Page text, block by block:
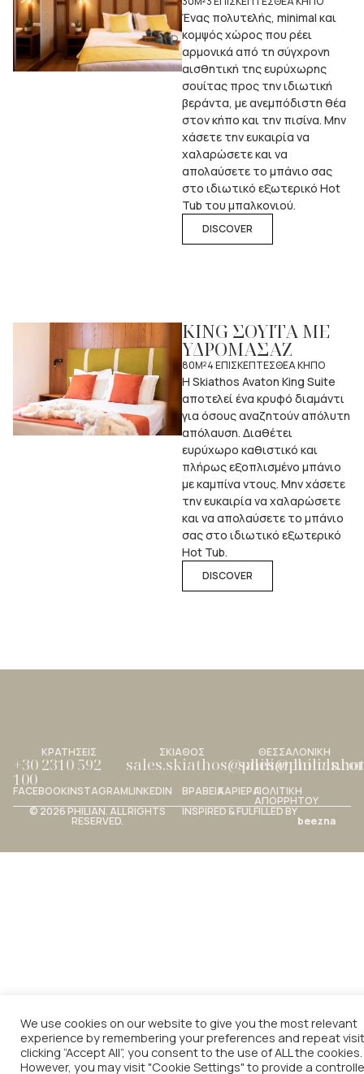
Ένας πολυτελής, minimal και
κομψός χώρος που ρέει
αρμονικά από τη σύγχρονη
αισθητική της ευρύχωρης
σουίτας προς την ιδιωτική
βεράντα, με ανεμπόδιστη θέα
στον κήπο και την πισίνα. Μην
χάσετε την ευκαιρία να
χαλαρώσετε και να
απολαύσετε το μπάνιο σας
στο ιδιωτικό εξωτερικό Hot
Tub του μπαλκονιού.
DISCOVER
KING ΣΟΥΙΤΑ ΜΕ
ΥΔΡΟΜΑΣΑΖ
80M²4 ΕΠΙΣΚΕΠΤΕΣΘΕΑ ΚΗΠΟ
Η Skiathos Avaton King Suite
αποτελεί ένα κρυφό διαμάντι
για όσους αναζητούν απόλυτη
απόλαυση. Διαθέτει
ευρύχωρο καθιστικό και
πλήρως εξοπλισμένο μπάνιο
με καμπίνα ντους. Μην χάσετε
την ευκαιρία να χαλαρώσετε
και να απολαύσετε το μπάνιο
σας στο ιδιωτικό εξωτερικό
Hot Tub.
DISCOVER
ΣΚΙΑΘΟΣ
ΚΡΑΤΗΣΕΙΣ
+30 2310 592
100
ΘΕΣΣΑΛΟΝΙΚΗ
FACEBOOKINSTAGRAMLINKEDIN ΒΡΑΒΕΙΑΚΑΡΙΕΡΑΠΟΛΙΤΙΚΗ
ΑΠΟΡΡΗΤΟΥ
© 2026 PHILIAN. ALL RIGHTS
RESERVED.
INSPIRED & FULFILLED BY
beezna
We use cookies on our website to give you the most relevant
experience by remembering your preferences and repeat
clicking “Accept All”, you consent to the use of ALL the cookies.
However, you may visit "Cookie Settings" to provide a